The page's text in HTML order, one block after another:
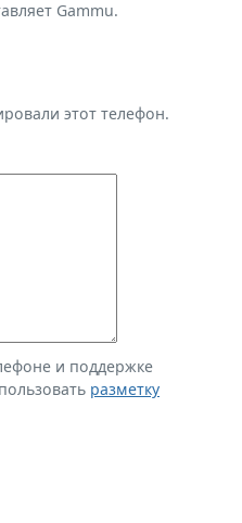
Gammu.
этот телефон.
и поддержке
разметку